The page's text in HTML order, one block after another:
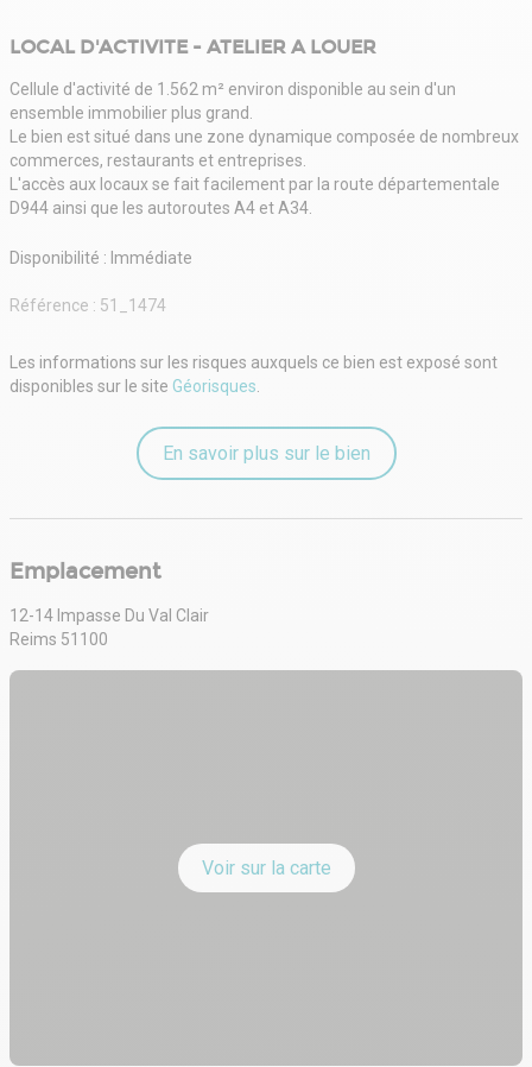
LOCAL D'ACTIVITE - ATELIER A LOUER
Cellule d'activité de 1.562 m² environ disponible au sein d'un
ensemble immobilier plus grand.
Le bien est situé dans une zone dynamique composée de nombreux
commerces, restaurants et entreprises.
L'accès aux locaux se fait facilement par la route départementale
D944 ainsi que les autoroutes A4 et A34.
Disponibilité : Immédiate
Référence : 51_1474
Les informations sur les risques auxquels ce bien est exposé sont
disponibles sur le site Géorisques
En savoir plus sur le bien
Emplacement
12-14 Impasse Du Val Clair
Reims 51100
Voir sur la carte